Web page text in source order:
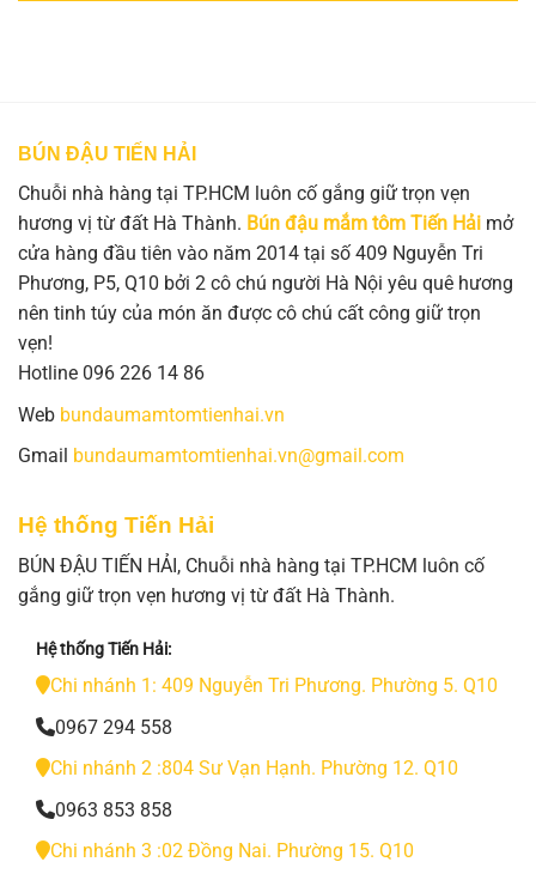
BÚN ĐẬU TIẾN HẢI
Chuỗi nhà hàng tại TP.HCM luôn cố gắng giữ trọn vẹn
hương vị từ đất Hà Thành. Bún đậu mắm tôm Tiến Hải mở
cửa hàng đầu tiên vào năm 2014 tại số 409 Nguyễn Tri
Phương, P5, Q10 bởi 2 cô chú người Hà Nội yêu quê hương
nên tinh túy của món ăn được cô chú cất công giữ trọn
vẹn!
Hotline 096 226 14 86
Web bundaumamtomtienhai.vn
Gmail bundaumamtomtienhai.vn@gmail.com
Hệ thống Tiến Hải
BÚN ĐẬU TIẾN HẢI, Chuỗi nhà hàng tại TP.HCM luôn cố
gắng giữ trọn vẹn hương vị từ đất Hà Thành.
Hệ thống Tiến Hải:
Chi nhánh 1: 409 Nguyễn Tri Phương. Phường 5. Q10
0967 294 558
Chi nhánh 2 :804 Sư Vạn Hạnh. Phường 12. Q10
0963 853 858
Chi nhánh 3 :02 Đồng Nai. Phường 15. Q10